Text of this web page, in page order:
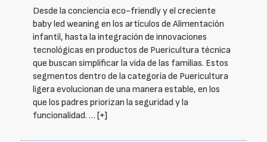
Desde la conciencia eco-friendly y el creciente
baby led weaning en los artículos de Alimentación
infantil, hasta la integración de innovaciones
tecnológicas en productos de Puericultura técnica
que buscan simplificar la vida de las familias. Estos
segmentos dentro de la categoría de Puericultura
ligera evolucionan de una manera estable, en los
que los padres priorizan la seguridad y la
funcionalidad. … [+]